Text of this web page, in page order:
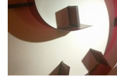
ELLE DECOR ITALIA: DESIGN FOR
LIFE